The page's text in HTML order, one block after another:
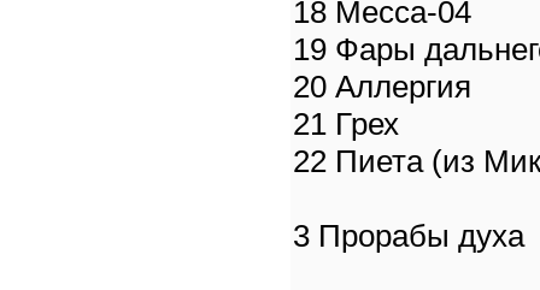
18 Месса-04
19 Фары
20 Аллергия
21 Грех
22 Пиета (из
3 Прорабы духа